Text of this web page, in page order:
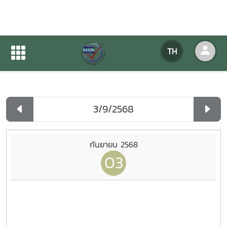
TH
ปฏิทินกิจกรรมของหน่วยงาน
ปฏิทินกิจกรรมของหน่วยงาน
กันยายน 2568
03